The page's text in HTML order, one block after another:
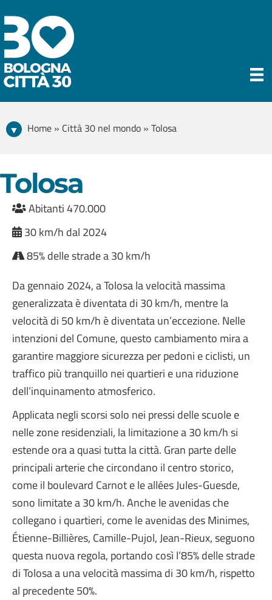
Home » Città 30 nel mondo » Tolosa
Tolosa
Abitanti 470.000
30 km/h dal 2024
85% delle strade a 30 km/h
Da gennaio 2024, a Tolosa la velocità massima
generalizzata è diventata di 30 km/h, mentre la
velocità di 50 km/h è diventata un’eccezione. Nelle
intenzioni del Comune, questo cambiamento mira a
garantire maggiore sicurezza per pedoni e ciclisti, un
traffico più tranquillo nei quartieri e una riduzione
dell’inquinamento atmosferico.
Applicata negli scorsi solo nei pressi delle scuole e
nelle zone residenziali, la limitazione a 30 km/h si
estende ora a quasi tutta la città. Gran parte delle
principali arterie che circondano il centro storico,
come il boulevard Carnot e le allées Jules-Guesde,
sono limitate a 30 km/h. Anche le avenidas che
collegano i quartieri, come le avenidas des Minimes,
Étienne-Billières, Camille-Pujol, Jean-Rieux, seguono
questa nuova regola, portando così l’85% delle strade
di Tolosa a una velocità massima di 30 km/h, rispetto
al precedente 50%.